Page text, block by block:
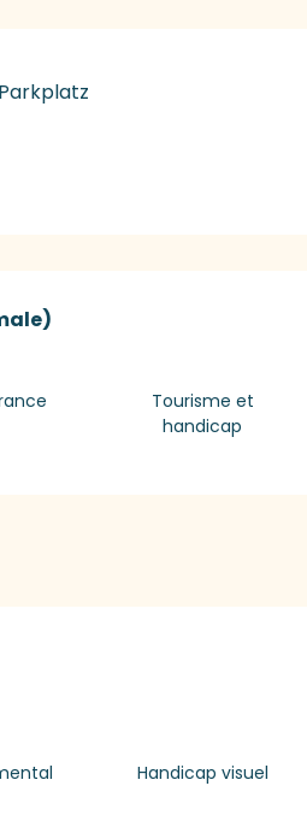
Parkplatz
Tourisme et
handicap
Handicap visuel